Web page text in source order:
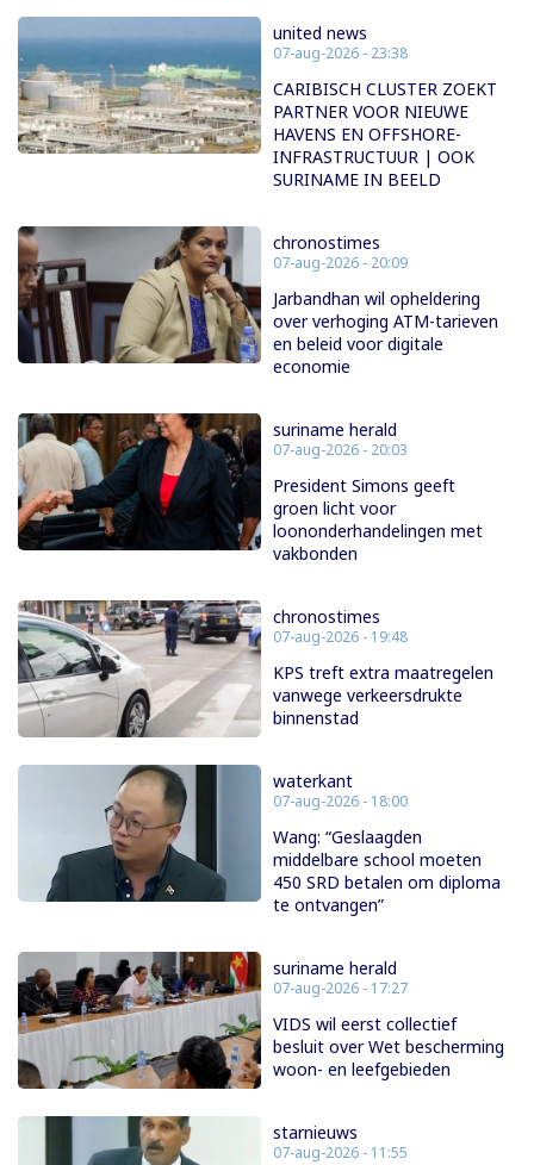
united news
07-aug-2026 - 23:38
CARIBISCH CLUSTER ZOEKT
PARTNER VOOR NIEUWE
HAVENS EN OFFSHORE-
INFRASTRUCTUUR | OOK
SURINAME IN BEELD
chronostimes
07-aug-2026 - 20:09
Jarbandhan wil opheldering
over verhoging ATM-tarieven
en beleid voor digitale
economie
suriname herald
07-aug-2026 - 20:03
President Simons geeft
groen licht voor
loononderhandelingen met
vakbonden
chronostimes
07-aug-2026 - 19:48
KPS treft extra maatregelen
vanwege verkeersdrukte
binnenstad
waterkant
07-aug-2026 - 18:00
Wang: “Geslaagden
middelbare school moeten
450 SRD betalen om diploma
te ontvangen”
suriname herald
07-aug-2026 - 17:27
VIDS wil eerst collectief
besluit over Wet bescherming
woon- en leefgebieden
starnieuws
07-aug-2026 - 11:55